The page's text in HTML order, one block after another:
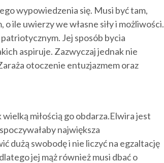
wypowiedzenia się. Musi być tam,
ile uwierzy we własne siły i możliwości.
Jej sposób bycia
aspiruje. Zazwyczaj jednak nie
otoczenie entuzjazmem oraz
miłością go obdarza.Elwira jest
największa
dużą swobodę i nie liczyć na egzaltację
jej mąż również musi dbać o